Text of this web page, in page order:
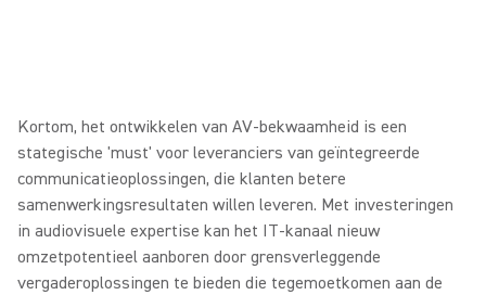
Kortom, het ontwikkelen van AV-bekwaamheid is een
stategische 'must' voor leveranciers van geïntegreerde
communicatieoplossingen, die klanten betere
samenwerkingsresultaten willen leveren. Met investeringen
in audiovisuele expertise kan het IT-kanaal nieuw
omzetpotentieel aanboren door grensverleggende
vergaderoplossingen te bieden die tegemoetkomen aan de